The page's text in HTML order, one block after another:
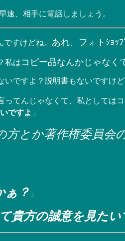
速、相手に電話しましょう。
すけどね。 あれ、フォトｼｮｯ
私はコピー品なんかじゃなく
いですよ？説明書もないですけど
てんじゃなくて、私としては
ですよ 」
方とか著作権委員会
ぁ？ 」
貴方の誠意を見たい